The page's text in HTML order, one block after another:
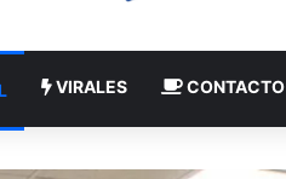
VIRALES CONTACTO